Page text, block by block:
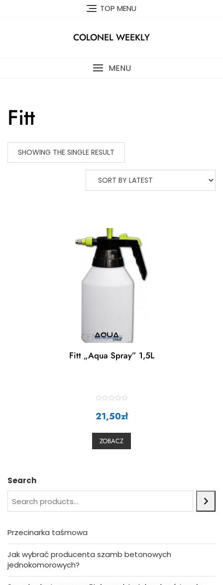
TOP MENU
COLONEL WEEKLY
MENU
Fitt
SHOWING THE SINGLE RESULT
Fitt „Aqua Spray” 1,5L
a
t
u
21,50zł
ZOBACZ
Search
Przecinarka taśmowa
Jak wybrać producenta szamb betonowych
jednokomorowych?